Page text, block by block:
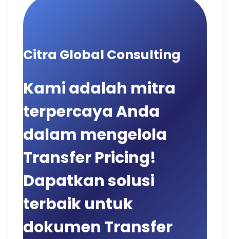
Citra Global Consulting
Kami adalah mitra
terpercaya Anda
dalam mengelola
Transfer Pricing!
Dapatkan solusi
terbaik untuk
dokumen Transfer